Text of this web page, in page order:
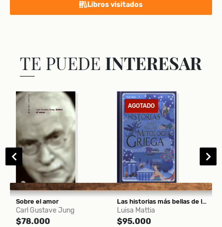
Libros visitados
TE PUEDE INTERESAR
Sobre el amor
Carl Gustave Jung
$78.000
AGOTADO
Las historias más bellas de la mitología griega
Luisa Mattia
$95.000